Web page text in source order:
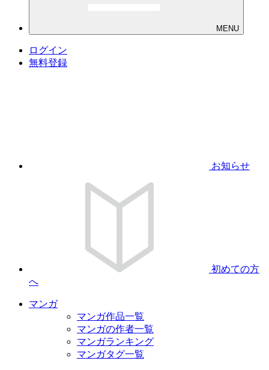
MENU
ログイン
無料登録
お知らせ
初めての方
へ
マンガ
マンガ作品一覧
マンガの作者一覧
マンガランキング
マンガタグ一覧